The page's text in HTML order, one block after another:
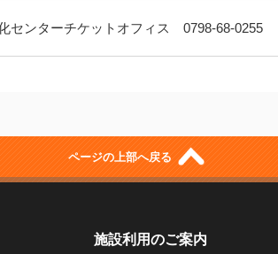
センターチケットオフィス 0798-68-0255
ページの上部へ戻る
施設利用のご案内